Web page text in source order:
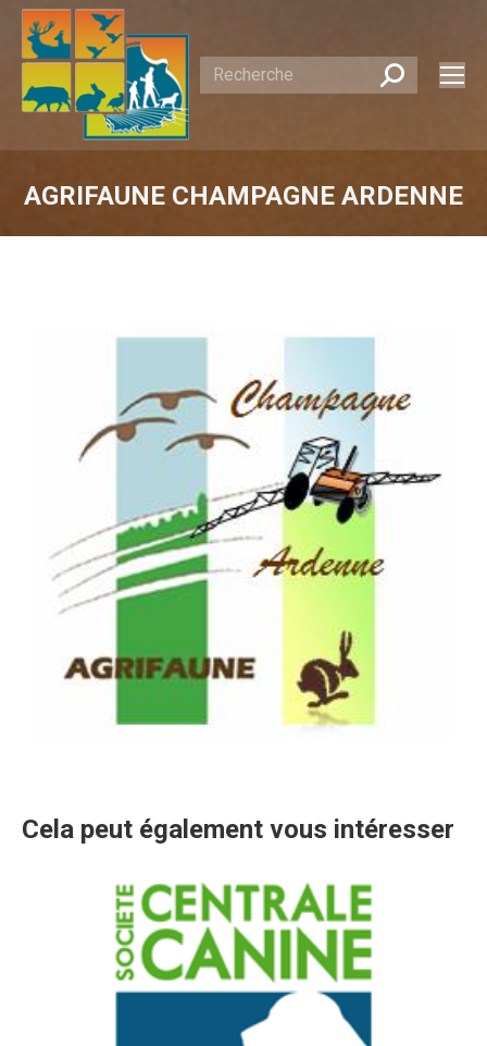
Recherche
:
AGRIFAUNE CHAMPAGNE ARDENNE
Cela peut également vous intéresser